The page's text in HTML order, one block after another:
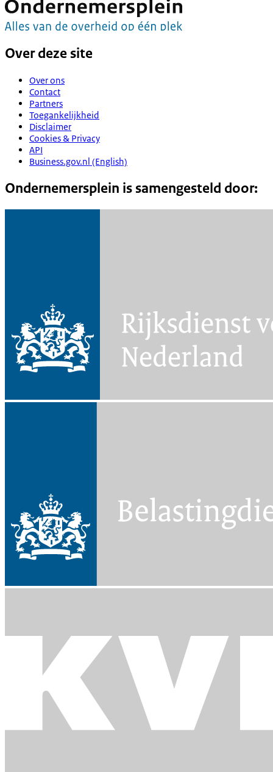
Over deze site
Over ons
Contact
Partners
Toegankelijkheid
Disclaimer
Cookies & Privacy
API
Business.gov.nl (English)
Ondernemersplein is samengesteld door: